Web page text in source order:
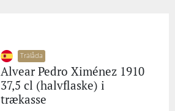
Trälåda
Alvear Pedro Ximénez 1910
37,5 cl (halvflaske) i
trækasse